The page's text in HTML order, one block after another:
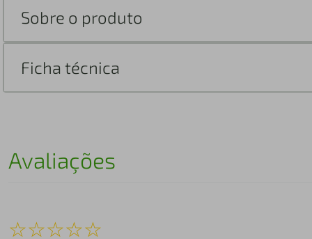
Sobre o produto
Ficha técnica
Avaliações
☆☆☆☆☆